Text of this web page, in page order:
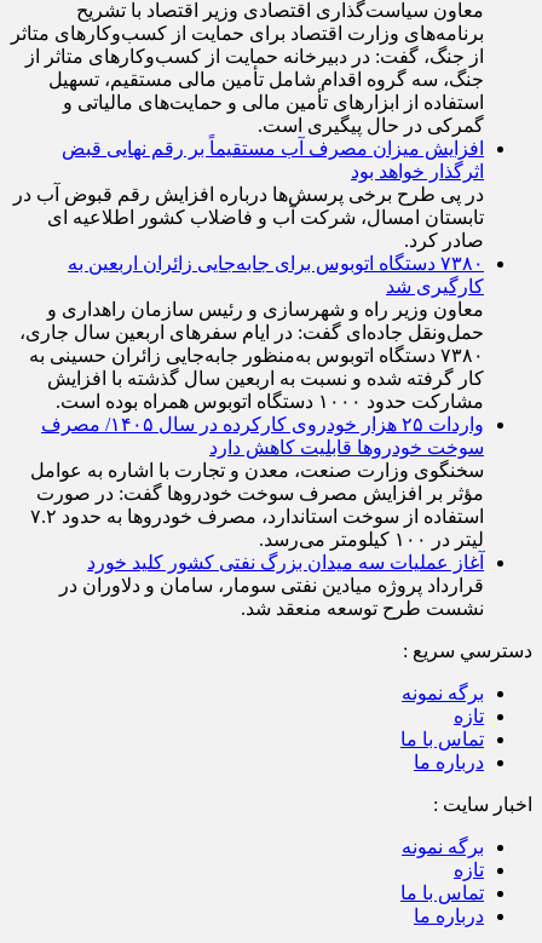
معاون سیاست‌گذاری اقتصادی وزیر اقتصاد با تشریح
برنامه‌های وزارت اقتصاد برای حمایت از کسب‌وکار‌های متاثر
از جنگ، گفت: در دبیرخانه حمایت از کسب‌وکار‌های متاثر از
جنگ، سه گروه اقدام شامل تأمین مالی مستقیم، تسهیل
استفاده از ابزار‌های تأمین مالی و حمایت‌های مالیاتی و
گمرکی در حال پیگیری است.
افزایش میزان مصرف آب مستقیماً بر رقم نهایی قبض
اثرگذار خواهد بود
در پی طرح برخی پرسش‌ها درباره افزایش رقم قبوض آب در
تابستان امسال، شرکت آب و فاضلاب کشور اطلاعیه ای
صادر کرد.
۷۳۸۰ دستگاه اتوبوس برای جابه‌جایی زائران اربعین به
کارگیری شد
معاون وزیر راه و شهرسازی و رئیس سازمان راهداری و
حمل‌ونقل جاده‌ای گفت: در ایام سفرهای اربعین سال جاری،
۷۳۸۰ دستگاه اتوبوس به‌منظور جابه‌جایی زائران حسینی به‌
کار گرفته شده و نسبت به اربعین سال گذشته با افزایش
مشارکت حدود ۱۰۰۰ دستگاه اتوبوس همراه بوده است.
واردات ۲۵ هزار خودروی کارکرده در سال ۱۴۰۵/ مصرف
سوخت خودرو‌ها قابلیت کاهش دارد
سخنگوی وزارت صنعت، معدن و تجارت با اشاره به عوامل
مؤثر بر افزایش مصرف سوخت خودرو‌ها گفت: در صورت
استفاده از سوخت استاندارد، مصرف خودرو‌ها به حدود ۷.۲
لیتر در ۱۰۰ کیلومتر می‌رسد.
آغاز عملیات سه میدان بزرگ نفتی کشور کلید خورد
قرارداد پروژه میادین نفتی سومار، سامان و دلاوران در
نشست طرح توسعه منعقد شد.
دسترسي سريع :
برگه نمونه
تازه
تماس با ما
درباره ما
اخبار سایت :
برگه نمونه
تازه
تماس با ما
درباره ما